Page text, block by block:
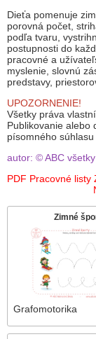
Dieťa pomenuje
porovná počet,
podľa tvaru,
postupnosti do
pracovné a
myslenie, slovnú
predstavy,
UPOZORNENIE!
Všetky práva
Publikovanie alebo
písomného
autor: © ABC
PDF Pracovné listy
Zimné
Grafomotorika